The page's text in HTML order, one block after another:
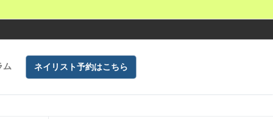
ム ネイリスト予約はこちら